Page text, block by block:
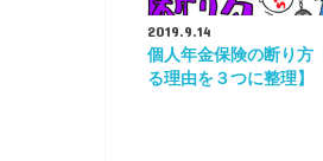
2019.9.14
個人年金保険の断り方
る理由を３つに整理】